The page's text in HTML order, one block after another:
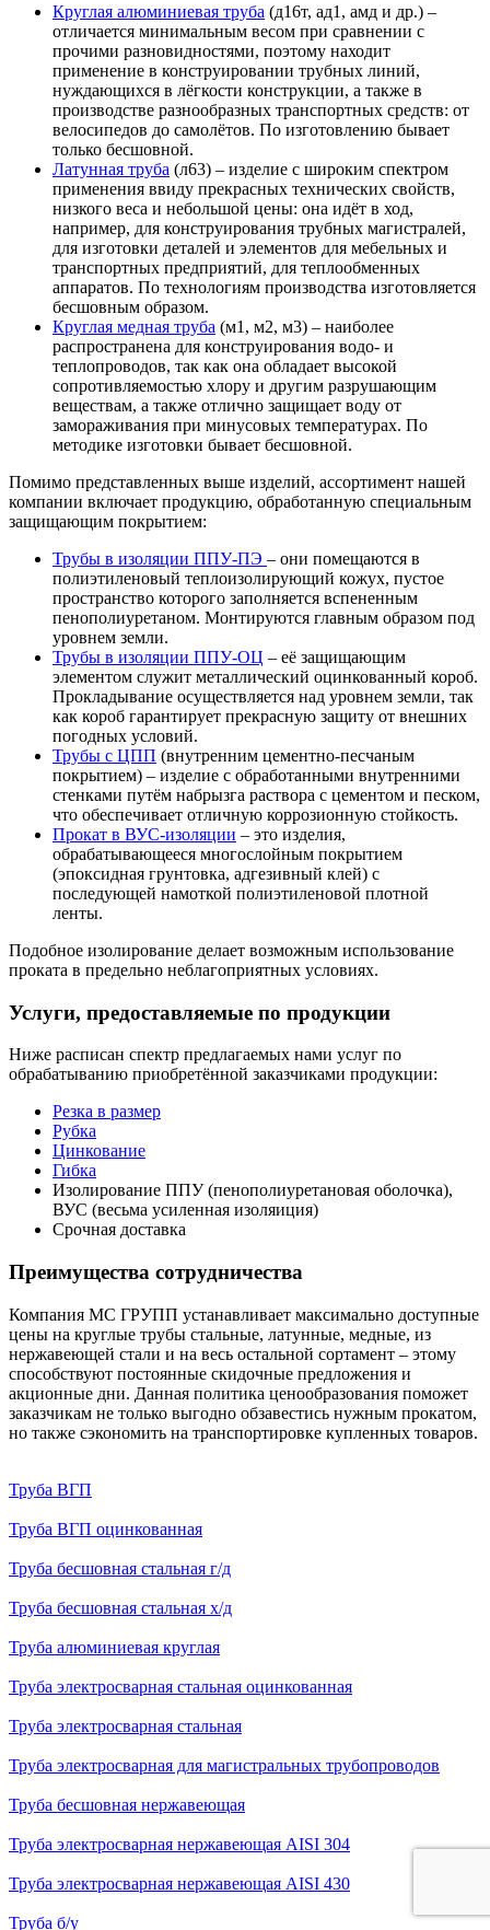
Круглая алюминиевая труба (д16т, ад1, амд и др.) –
отличается минимальным весом при сравнении с
прочими разновидностями, поэтому находит
применение в конструировании трубных линий,
нуждающихся в лёгкости конструкции, а также в
производстве разнообразных транспортных средств: от
велосипедов до самолётов. По изготовлению бывает
только бесшовной.
Латунная труба (л63) – изделие с широким спектром
применения ввиду прекрасных технических свойств,
низкого веса и небольшой цены: она идёт в ход,
например, для конструирования трубных магистралей,
для изготовки деталей и элементов для мебельных и
транспортных предприятий, для теплообменных
аппаратов. По технологиям производства изготовляется
бесшовным образом.
Круглая медная труба (м1, м2, м3) – наиболее
распространена для конструирования водо- и
теплопроводов, так как она обладает высокой
сопротивляемостью хлору и другим разрушающим
веществам, а также отлично защищает воду от
замораживания при минусовых температурах. По
методике изготовки бывает бесшовной.
Помимо представленных выше изделий, ассортимент нашей
компании включает продукцию, обработанную специальным
защищающим покрытием:
Трубы в изоляции ППУ-ПЭ – они помещаются в
полиэтиленовый теплоизолирующий кожух, пустое
пространство которого заполняется вспененным
пенополиуретаном. Монтируются главным образом под
уровнем земли.
Трубы в изоляции ППУ-ОЦ – её защищающим
элементом служит металлический оцинкованный короб.
Прокладывание осуществляется над уровнем земли, так
как короб гарантирует прекрасную защиту от внешних
погодных условий.
Трубы с ЦПП (внутренним цементно-песчаным
покрытием) – изделие с обработанными внутренними
стенками путём набрызга раствора с цементом и песком,
что обеспечивает отличную коррозионную стойкость.
Прокат в ВУС-изоляции – это изделия,
обрабатывающееся многослойным покрытием
(эпоксидная грунтовка, адгезивный клей) с
последующей намоткой полиэтиленовой плотной
ленты.
Подобное изолирование делает возможным использование
проката в предельно неблагоприятных условиях.
Услуги, предоставляемые по продукции
Ниже расписан спектр предлагаемых нами услуг по
обрабатыванию приобретённой заказчиками продукции:
Резка в размер
Рубка
Цинкование
Гибка
Изолирование ППУ (пенополиуретановая оболочка),
ВУС (весьма усиленная изоляиция)
Срочная доставка
Преимущества сотрудничества
Компания МС ГРУПП устанавливает максимально доступные
цены на круглые трубы стальные, латунные, медные, из
нержавеющей стали и на весь остальной сортамент – этому
способствуют постоянные скидочные предложения и
акционные дни. Данная политика ценообразования поможет
заказчикам не только выгодно обзавестись нужным прокатом,
но также сэкономить на транспортировке купленных товаров.
Труба ВГП
Труба ВГП оцинкованная
Труба бесшовная стальная г/д
Труба бесшовная стальная х/д
Труба алюминиевая круглая
Труба электросварная стальная оцинкованная
Труба электросварная стальная
Труба электросварная для магистральных трубопроводов
Труба бесшовная нержавеющая
Труба электросварная нержавеющая AISI 304
Труба электросварная нержавеющая AISI 430
Труба б/у